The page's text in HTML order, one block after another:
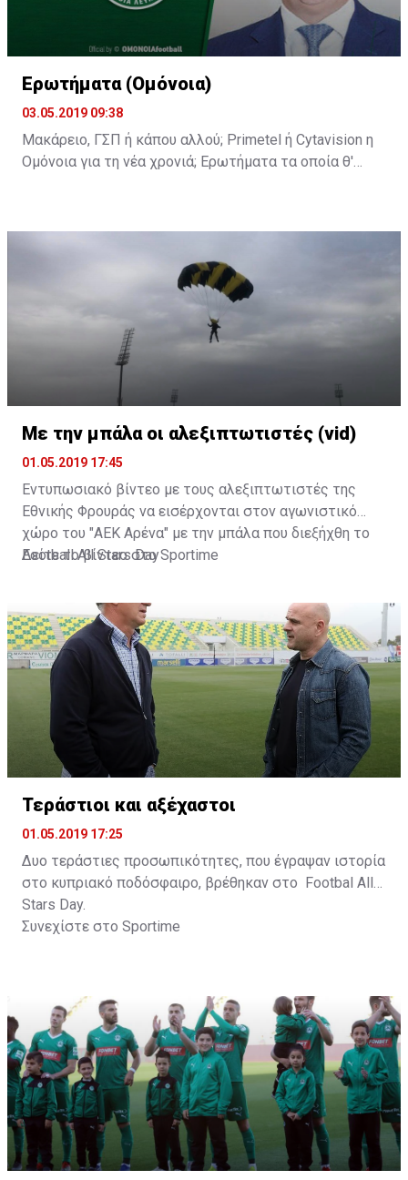
Ερωτήματα (Ομόνοια)
03.05.2019 09:38
Μακάρειο, ΓΣΠ ή κάπου αλλού; Primetel ή Cytavision η
Ομόνοια για τη νέα χρονιά; Ερωτήματα τα οποία θ'
Με την μπάλα οι αλεξιπτωτιστές (vid)
01.05.2019 17:45
Εντυπωσιακό βίντεο με τους αλεξιπτωτιστές της
Εθνικής Φρουράς να εισέρχονται στον αγωνιστικό
χώρο του "ΑΕΚ Αρένα" με την μπάλα που διεξήχθη το
Football All Stars Day
Δείτε το βίντεο στοSportime
Τεράστιοι και αξέχαστοι
01.05.2019 17:25
Δυο τεράστιες προσωπικότητες, που έγραψαν ιστορία
στο κυπριακό ποδόσφαιρο, βρέθηκαν στο Footbal All
Stars Day.
Συνεχίστε στο Sportime